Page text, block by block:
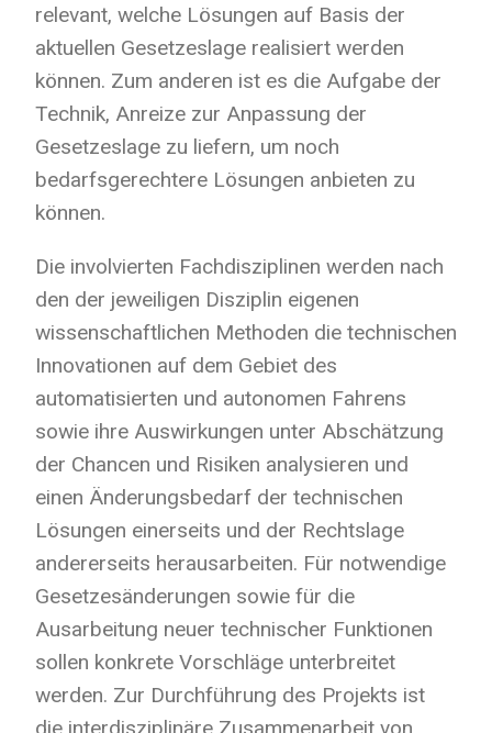
relevant, welche Lösungen auf Basis der
aktuellen Gesetzeslage realisiert werden
können. Zum anderen ist es die Aufgabe der
Technik, Anreize zur Anpassung der
Gesetzeslage zu liefern, um noch
bedarfsgerechtere Lösungen anbieten zu
können.
Die involvierten Fachdisziplinen werden nach
den der jeweiligen Disziplin eigenen
wissenschaftlichen Methoden die technischen
Innovationen auf dem Gebiet des
automatisierten und autonomen Fahrens
sowie ihre Auswirkungen unter Abschätzung
der Chancen und Risiken analysieren und
einen Änderungsbedarf der technischen
Lösungen einerseits und der Rechtslage
andererseits herausarbeiten. Für notwendige
Gesetzesänderungen sowie für die
Ausarbeitung neuer technischer Funktionen
sollen konkrete Vorschläge unterbreitet
werden. Zur Durchführung des Projekts ist